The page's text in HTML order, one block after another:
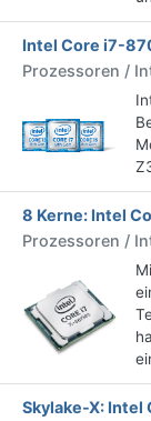
Intel Core i7-
Prozessoren /
8 Kerne: Intel
Prozessoren /
Skylake-X: Intel